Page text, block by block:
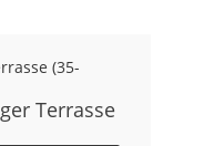
(35-
Terrasse